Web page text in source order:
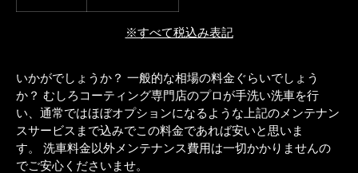
※すべて税込み表記
いかがでしょうか？ 一般的な相場の料金ぐらいでしょう
か？ むしろコーティング専門店のプロが手洗い洗車を行
い、通常ではほぼオプションになるような上記のメンテナン
スサービスまで込みでこの料金であれば安いと思いま
す。 洗車料金以外メンテナンス費用は一切かかりませんの
でご安心くださいませ。